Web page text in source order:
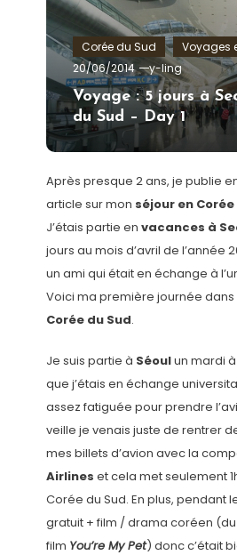
Corée du Sud
Voyages
20/06/2014
y-ling
Voyage : 5 jours à
du Sud – Day 1
Après presque 2 ans, je publie
article sur mon séjour en
J’étais partie en vacances à
jours au mois d’avril de l’année
un ami qui était en échange à
Voici ma première journée
Corée du Sud.
Je suis partie à Séoulun mardi
que j’étais en échange
assez fatiguée pour prendre
veille je venais juste de rentrer
mes billets d’avion avec la
Airlines et cela met seulement
Corée du Sud. En plus, pendant
gratuit + film / drama coréen (du
film You’re My Pet) donc c’était